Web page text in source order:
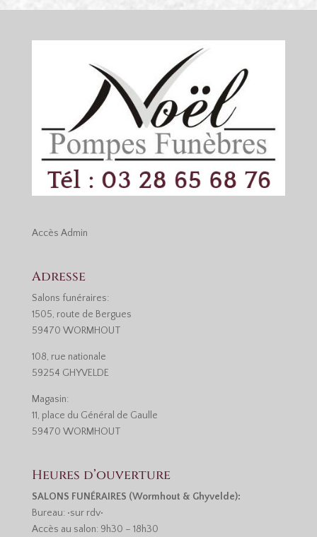
Accès Admin
Adresse
Salons funéraires:
1505, route de Bergues
59470 WORMHOUT
108, rue nationale
59254 GHYVELDE
Magasin:
11, place du Général de Gaulle
59470 WORMHOUT
Heures d’ouverture
SALONS FUNÉRAIRES (Wormhout & Ghyvelde):
Bureau: •sur rdv•
Accès au salon: 9h30 – 18h30